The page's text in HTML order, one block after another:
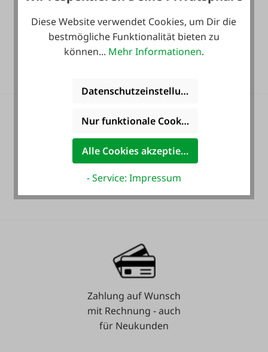
Heute noch Service
inkludiert!
Langzeit-Garantie.
Zahlung auf Wunsch
mit Rechnung - auch
für Neukunden
Diese Website verwendet Cookies, um Dir die
bestmögliche Funktionalität bieten zu
können... Mehr Informationen.
Datenschutzeinstellungen
Nur funktionale Cookies akzeptieren
Alle Cookies akzeptieren
- Service: Impressum